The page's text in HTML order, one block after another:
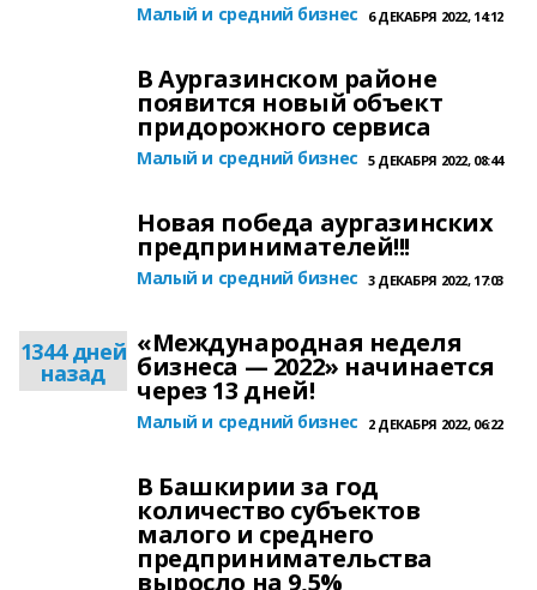
Малый и средний бизнес 6 ДЕКАБРЯ 2022, 14:12
В Аургазинском районе
появится новый объект
придорожного сервиса
Малый и средний бизнес 5 ДЕКАБРЯ 2022, 08:44
Новая победа аургазинских
предпринимателей!!!
Малый и средний бизнес 3 ДЕКАБРЯ 2022, 17:03
1344 дней
назад
«Международная неделя
бизнеса — 2022» начинается
через 13 дней!
Малый и средний бизнес 2 ДЕКАБРЯ 2022, 06:22
В Башкирии за год
количество субъектов
малого и среднего
предпринимательства
выросло на 9,5%